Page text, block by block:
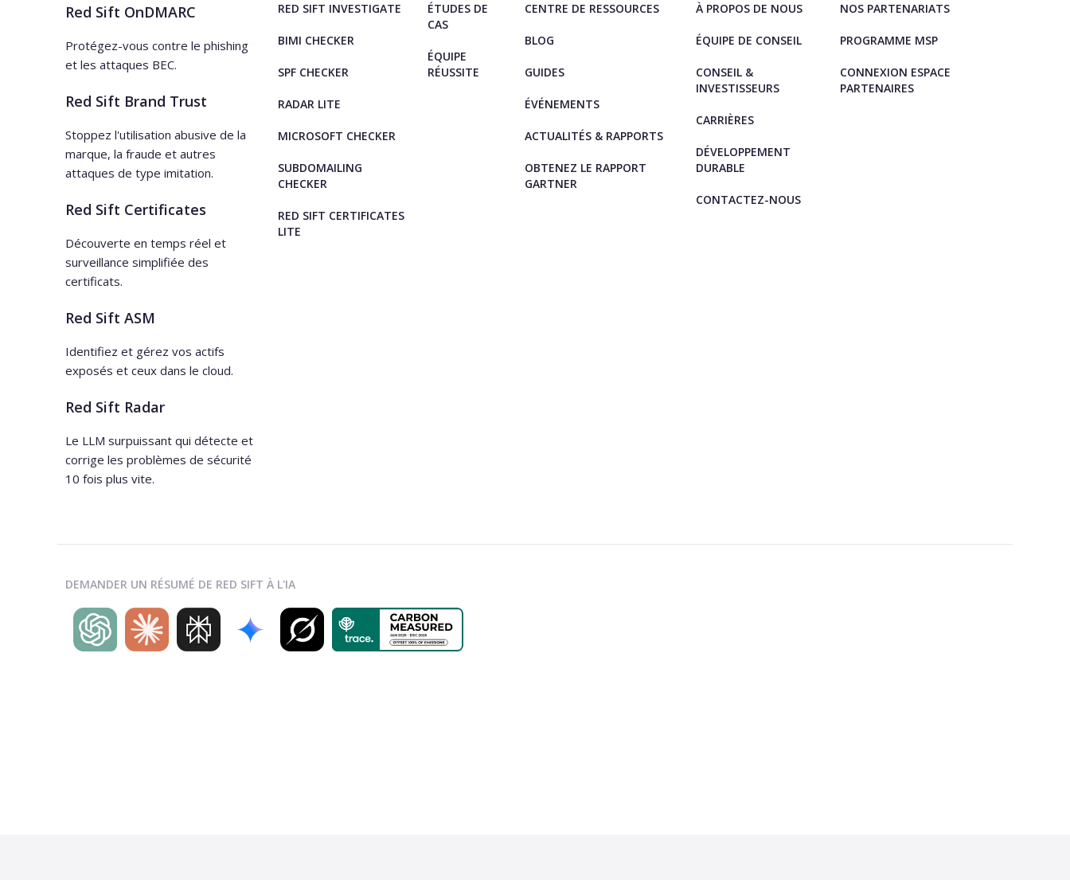
Red Sift OnDMARC
Protégez-vous contre le phishing
et les attaques BEC.
Red Sift Brand Trust
Stoppez l'utilisation abusive de la
marque, la fraude et autres
attaques de type imitation.
Red Sift Certificates
Découverte en temps réel et
surveillance simplifiée des
certificats.
Red Sift ASM
Identifiez et gérez vos actifs
exposés et ceux dans le cloud.
Red Sift Radar
Le LLM surpuissant qui détecte et
corrige les problèmes de sécurité
10 fois plus vite.
RED SIFT INVESTIGATE
BIMI CHECKER
SPF CHECKER
RADAR LITE
MICROSOFT CHECKER
SUBDOMAILING
CHECKER
RED SIFT CERTIFICATES
LITE
ÉTUDES DE
CAS
ÉQUIPE
RÉUSSITE
CENTRE DE RESSOURCES
BLOG
GUIDES
ÉVÉNEMENTS
ACTUALITÉS & RAPPORTS
OBTENEZ LE RAPPORT
GARTNER
À PROPOS DE NOUS
ÉQUIPE DE CONSEIL
CONSEIL &
INVESTISSEURS
CARRIÈRES
DÉVELOPPEMENT
DURABLE
CONTACTEZ-NOUS
NOS PARTENARIATS
PROGRAMME MSP
CONNEXION ESPACE
PARTENAIRES
DEMANDER UN RÉSUMÉ DE RED SIFT À L'IA